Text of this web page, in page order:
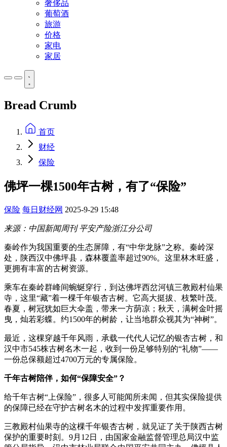
奢侈品
葡萄酒
旅游
价格
家电
家居
Bread Crumb
首页
财经
保险
佛坪一棵1500年古树，有了“保险”
保险 每日财经网 2025-9-29 15:48
来源：中国新闻周刊 平安产险浙江分公司
秦岭作为我国重要的生态屏障，有“中华龙脉”之称。秦岭深
处，陕西汉中佛坪县，森林覆盖率超过90%。这里林木旺盛，
更拥有丰富的古树资源。
乘车在秦岭群峰间蜿蜒穿行，到达佛坪西岔河镇三教殿村仙果
寺，这里“藏”着一棵千年银杏古树。它高大挺拔、枝繁叶茂。
春夏，树冠犹如巨大伞盖，带来一方荫凉；秋天，满树金叶摇
曳，灿若彩蝶。约1500年的树龄，让当地群众视其为“神树”。
最近，这棵穿越千年风雨，承载一代代人记忆的银杏古树，和
汉中市545株古树名木一起，收到一份足够特别的“礼物”——
一份总保额超过4700万元的专属保险。
千年古树陪伴，如何“保障安全”？
给千年古树“上保险”，很多人可能闻所未闻，但其实保险提供
的保障已经在守护古树名木的过程中发挥重要作用。
三教殿村仙果寺的这棵千年银杏古树，就见证了关于陕西古树
保护的重要时刻。9月12日，由国家金融监督管理总局汉中监